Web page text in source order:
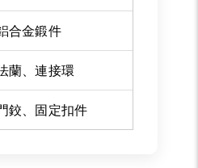
合金鍛件
蘭、連接環
鉸、固定扣件